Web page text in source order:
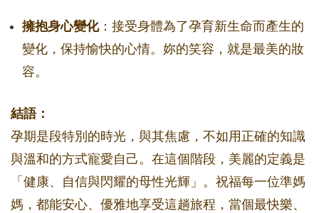
擁抱身心變化：接受身體為了孕育新生命而產生的
變化，保持愉快的心情。妳的笑容，就是最美的妝
容。
結語：
孕期是段特別的時光，與其焦慮，不如用正確的知識
與溫和的方式寵愛自己。在這個階段，美麗的定義是
「健康、自信與閃耀的母性光輝」。祝福每一位準媽
媽，都能安心、優雅地享受這趟旅程，當個最快樂、